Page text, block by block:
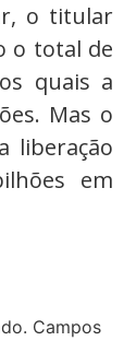
o titular
o total de
quais a
Mas o
liberação
em
Campos